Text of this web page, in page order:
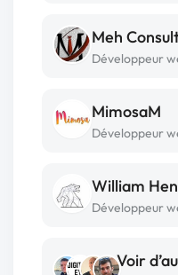
Meh
Développeur
MimosaM
Développeur
William
Développeur
Voir